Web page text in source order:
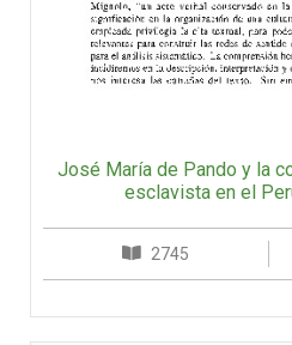
José María de Pando y la
esclavista en el
2745